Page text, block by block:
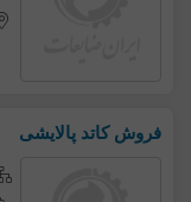
فروش کاتد پالایشی